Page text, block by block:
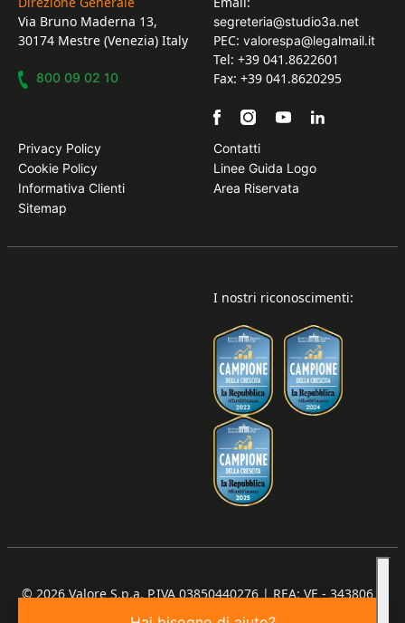
Via Bruno Maderna 13,
30174 Mestre (Venezia) Italy
800 09 02 10
segreteria@studio3a.net
PEC: valorespa@legalmail.it
Tel: +39 041.8622601
Fax: +39 041.8620295
Privacy Policy
Cookie Policy
Informativa Clienti
Sitemap
Contatti
Linee Guida Logo
Area Riservata
I nostri riconoscimenti:
© 2026Valore S.p.a. P.IVA 03850440276 | REA: VE - 343806 |
Capitale Sociale €100.000,00 I.V.